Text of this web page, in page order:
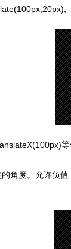
等
角度。允许负值